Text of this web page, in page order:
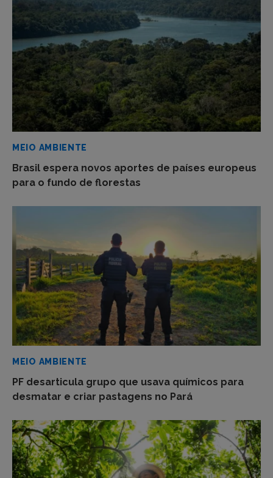
MEIO AMBIENTE
Brasil espera novos aportes de países europeus
para o fundo de florestas
MEIO AMBIENTE
PF desarticula grupo que usava químicos para
desmatar e criar pastagens no Pará